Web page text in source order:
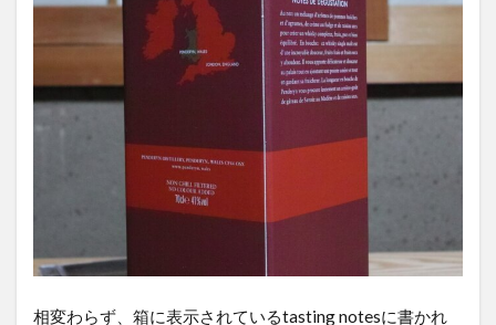
相変わらず、箱に表示されているtasting notesに書かれ